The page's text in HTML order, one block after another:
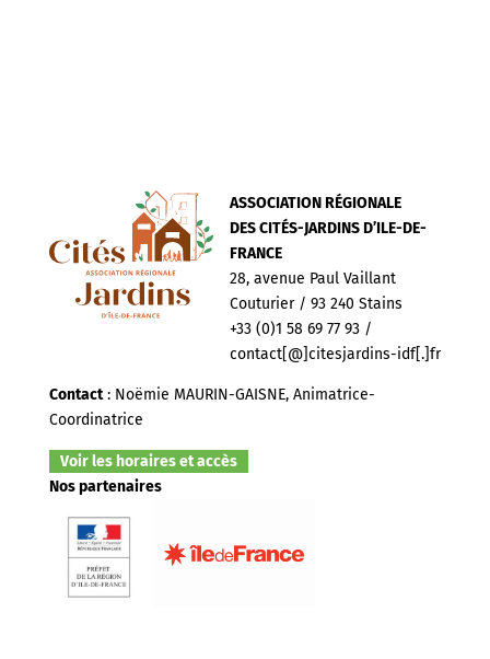
ASSOCIATION RÉGIONALE
DES CITÉS-JARDINS D’ILE-DE-
FRANCE
28, avenue Paul Vaillant
Couturier / 93 240 Stains
+33 (0)1 58 69 77 93 /
contact[@]citesjardins-idf[.]fr
Contact: Noëmie MAURIN-GAISNE, Animatrice-
Coordinatrice
Voir les horaires et accès
Nos partenaires